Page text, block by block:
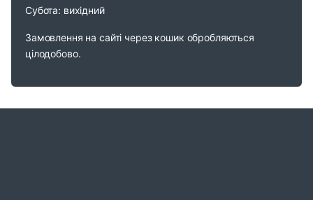
Субота: вихідний
Замовлення на сайті через кошик обробляються
цілодобово.